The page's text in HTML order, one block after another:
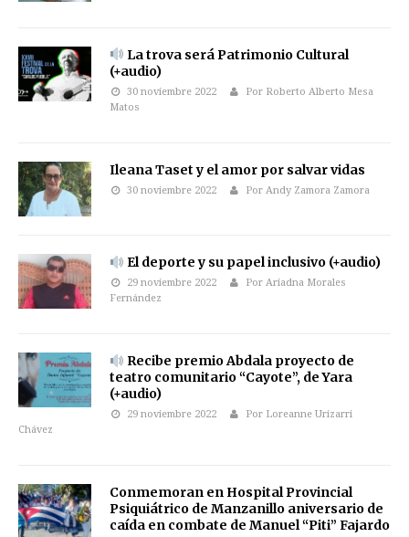
La trova será Patrimonio Cultural
(+audio)
30 noviembre 2022
Por Roberto Alberto Mesa
Matos
Ileana Taset y el amor por salvar vidas
30 noviembre 2022 Por Andy Zamora Zamora
El deporte y su papel inclusivo (+audio)
29 noviembre 2022
Por Ariadna Morales
Fernández
Recibe premio Abdala proyecto de
teatro comunitario “Cayote”, de Yara
(+audio)
29 noviembre 2022
Por Loreanne Urizarri
Chávez
Conmemoran en Hospital Provincial
Psiquiátrico de Manzanillo aniversario de
caída en combate de Manuel “Piti” Fajardo